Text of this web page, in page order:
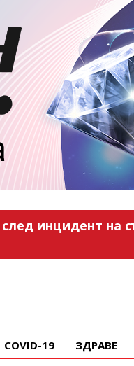
инцидент на
COVID-19 ЗДРАВЕ